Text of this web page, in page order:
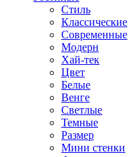
Стиль
Классические
Современные
Модерн
Хай-тек
Цвет
Белые
Венге
Светлые
Темные
Размер
Мини стенки